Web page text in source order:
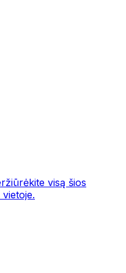
visą šios